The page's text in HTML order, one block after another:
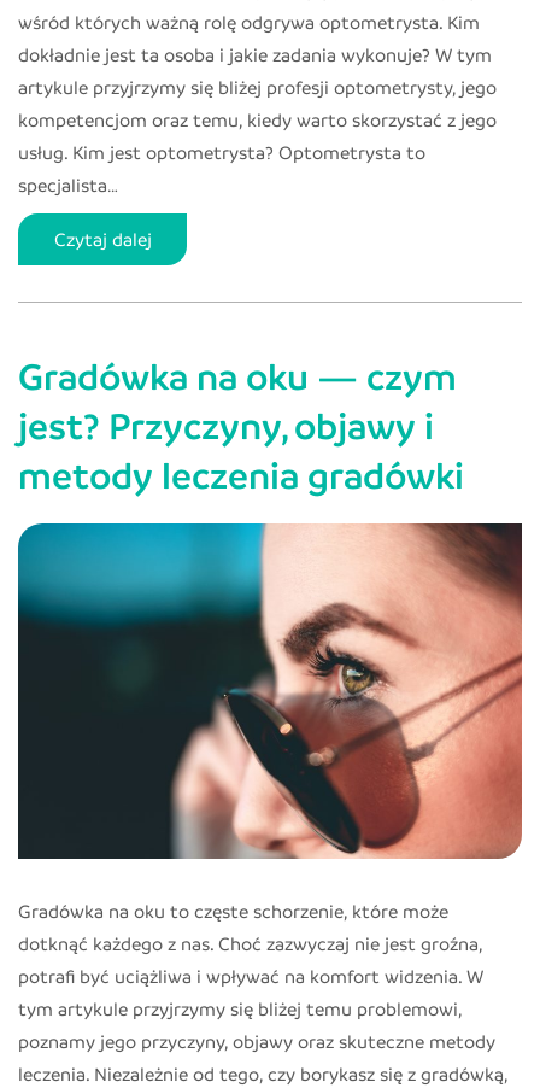
wśród których ważną rolę odgrywa optometrysta. Kim
dokładnie jest ta osoba i jakie zadania wykonuje? W tym
artykule przyjrzymy się bliżej profesji optometrysty, jego
kompetencjom oraz temu, kiedy warto skorzystać z jego
usług. Kim jest optometrysta? Optometrysta to
specjalista…
Czytaj dalejOptometrysta
–
kim
i
się
zajmuje?
Gradówka na oku — czym
jest? Przyczyny, objawy i
metody leczenia gradówki
Gradówka na oku to częste schorzenie, które może
dotknąć każdego z nas. Choć zazwyczaj nie jest groźna,
potrafi być uciążliwa i wpływać na komfort widzenia. W
tym artykule przyjrzymy się bliżej temu problemowi,
poznamy jego przyczyny, objawy oraz skuteczne metody
leczenia. Niezależnie od tego, czy borykasz się z gradówką,